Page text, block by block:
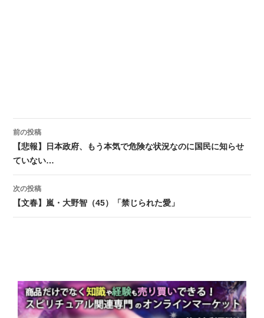
投稿ナビゲーション
前の投稿
【悲報】日本政府、もう本気で危険な状況なのに国民に知らせ
ていない…
次の投稿
【文春】嵐・大野智（45）「禁じられた愛」